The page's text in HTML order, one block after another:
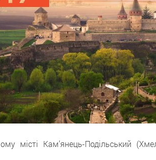
місті Кам’янець-Подільський